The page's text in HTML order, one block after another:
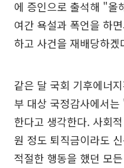
에 증인으로 출석해 "올
여간 욕설과 폭언을 하
하고 사건을 재배당하
같은 달 국회 기후에너
부 대상 국정감사에서
한다고 생각한다. 사회
원 정도 퇴직금이라도
적절한 행동을 했던 모